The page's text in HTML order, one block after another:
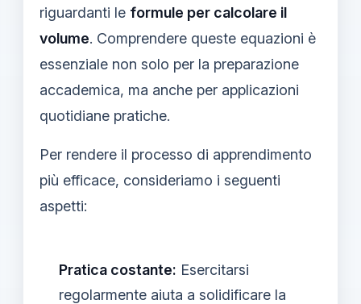
riguardanti le formule per calcolare il
volume. Comprendere queste equazioni è
essenziale non solo per la preparazione
accademica, ma anche per applicazioni
quotidiane pratiche.
Per rendere il processo di apprendimento
più efficace, consideriamo i seguenti
aspetti:
Pratica costante: Esercitarsi
regolarmente aiuta a solidificare la